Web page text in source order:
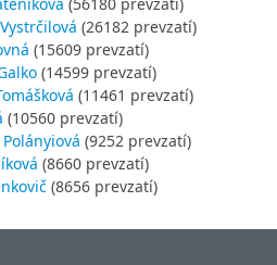
(26182 prevzatí)
(15609 prevzatí)
(14599 prevzatí)
(11461 prevzatí)
(10560 prevzatí)
(9252 prevzatí)
(8660 prevzatí)
(8656 prevzatí)